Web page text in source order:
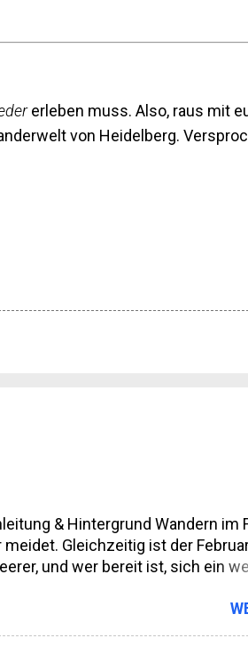
erleben muss. Also, raus mit
von Heidelberg.
& Hintergrund Wandern im
Gleichzeitig ist der
und wer bereit ist, sich ein
und Sommer galten als die